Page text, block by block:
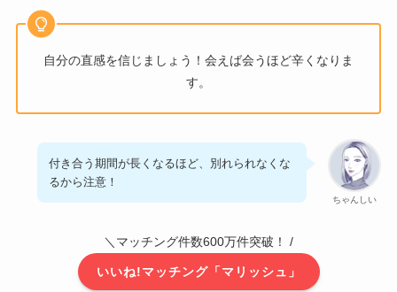
自分の直感を信じましょう！会えば会うほど辛くなりま
す。
ちゃんしい
付き合う期間が長くなるほど、別れられなくな
るから注意！
＼マッチング件数600万件突破！ /
いいね!マッチング「マリッシュ」